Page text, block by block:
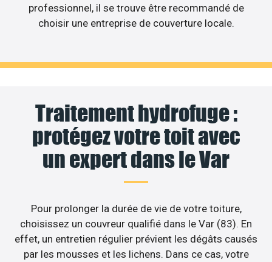
professionnel, il se trouve être recommandé de
choisir une entreprise de couverture locale.
Traitement hydrofuge :
protégez votre toit avec
un expert dans le Var
Pour prolonger la durée de vie de votre toiture,
choisissez un couvreur qualifié dans le Var (83). En
effet, un entretien régulier prévient les dégâts causés
par les mousses et les lichens. Dans ce cas, votre